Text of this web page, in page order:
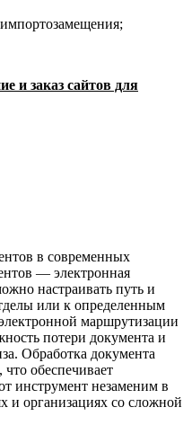
и заказ сайтов для
в современных
— электронная
настраивать путь и
или к определенным
маршрутизации
потери документа и
Обработка документа
обеспечивает
инструмент незаменим в
и организациях со сложной